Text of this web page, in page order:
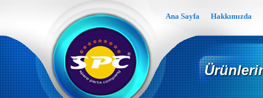
Ana Sayfa Hakkımızda